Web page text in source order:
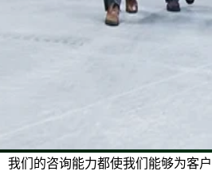
们的咨询能力都使我们能够为客